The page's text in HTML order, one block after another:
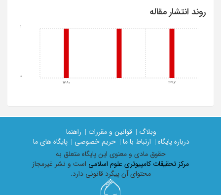
روند انتشار مقاله
1380 1392
0
1
وبلاگ | قوانین و مقررات |
راهنما
درباره پایگاه |
ارتباط با ما | حریم خصوصی |
پایگاه های ما
حقوق مادی و معنوی اين پايگاه متعلق به
مرکز تحقیقات کامپیوتری علوم اسلامی است و نشر غیرمجاز
محتوای آن پیگرد قانونی دارد.